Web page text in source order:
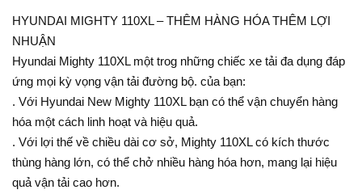
HYUNDAI MIGHTY 110XL – THÊM HÀNG HÓA THÊM LỢI
NHUẬN
Hyundai Mighty 110XL một trog những chiếc xe tải đa dụng đáp
ứng mọi kỳ vọng vận tải đường bộ. của bạn:
. Với Hyundai New Mighty 110XL bạn có thể vận chuyển hàng
hóa một cách linh hoạt và hiệu quả.
. Với lợi thế về chiều dài cơ sở, Mighty 110XL có kích thước
thùng hàng lớn, có thể chở nhiều hàng hóa hơn, mang lại hiệu
quả vận tải cao hơn.